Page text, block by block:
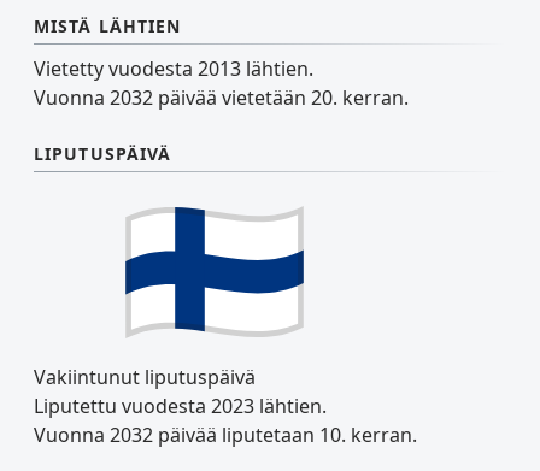
MISTÄ LÄHTIEN
Vietetty vuodesta 2013 lähtien.
Vuonna 2032 päivää vietetään 20. kerran.
LIPUTUSPÄIVÄ
Vakiintunut liputuspäivä
Liputettu vuodesta 2023 lähtien.
Vuonna 2032 päivää liputetaan 10. kerran.